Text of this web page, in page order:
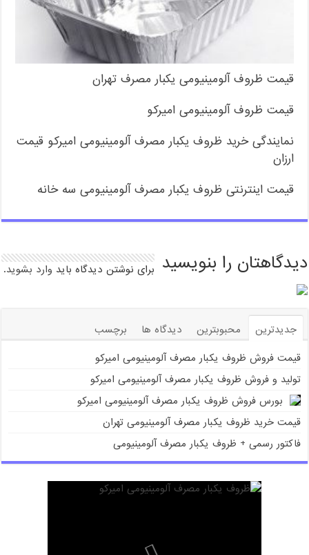
قیمت ظروف آلومینیومی یکبار مصرف تهران
قیمت ظروف آلومینیومی امیرکو
نمایندگی خرید ظروف یکبار مصرف آلومینیومی امیرکو قیمت
ارزان
قیمت اینترنتی ظروف یکبار مصرف آلومینیومی سه خانه
دیدگاهتان را بنویسید برای نوشتن دیدگاه باید وارد بشوید.
جدیدترین محبوبترین دیدگاه ها
برچسب
قیمت فروش ظروف یکبار مصرف آلومینیومی امیرکو
تولید و فروش ظروف یکبار مصرف آلومینیومی امیرکو
بورس فروش ظروف یکبار مصرف آلومینیومی امیرکو
قیمت خرید ظروف یکبار مصرف آلومینیومی تهران
فاکتور رسمی + ظروف یکبار مصرف آلومینیومی